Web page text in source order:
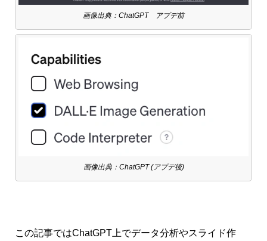
画像出典：ChatGPT アプデ前
画像出典：ChatGPT (アプデ後)
この記事ではChatGPT上でデータ分析やスライド作